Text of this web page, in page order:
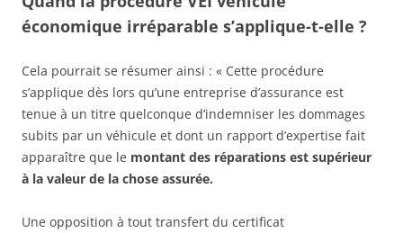
économique irréparable s’applique-t-elle ?
Cela pourrait se résumer ainsi : « Cette procédure
s’applique dès lors qu’une entreprise d’assurance est
tenue à un titre quelconque d’indemniser les dommages
subits par un véhicule et dont un rapport d’expertise fait
apparaître que le montant des réparations est supérieur
à la valeur de la chose assurée.
Une opposition à tout transfert du certificat